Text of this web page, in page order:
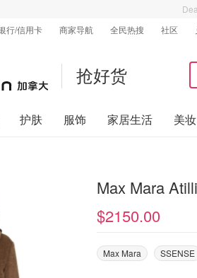
行/信用卡 商家导航 全民热搜 社区
抢好货
护肤 服饰 家居生活 美妆
Max
$2150.00
Max Mara SSENSE